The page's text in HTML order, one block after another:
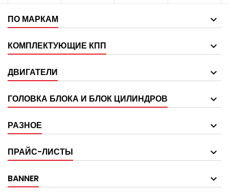
ПО МАРКАМ
КОМПЛЕКТУЮЩИЕ КПП
ДВИГАТЕЛИ
ГОЛОВКА БЛОКА И БЛОК ЦИЛИНДРОВ
РАЗНОЕ
ПРАЙС-ЛИСТЫ
BANNER